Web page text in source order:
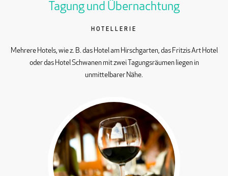
Tagung und Übernachtung
HOTELLERIE
Mehrere Hotels, wie z. B. das Hotel am Hirschgarten, das Fritzis Art Hotel
oder das Hotel Schwanen mit zwei Tagungsräumen liegen in
unmittelbarer Nähe.